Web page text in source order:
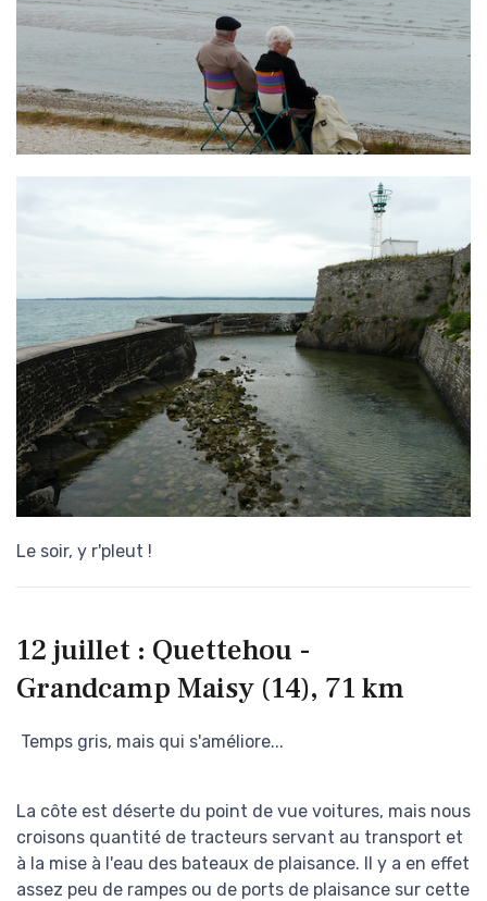
Le soir, y r'pleut !
12 juillet : Quettehou -
Grandcamp Maisy (14), 71 km
Temps gris, mais qui s'améliore...
La côte est déserte du point de vue voitures, mais nous
croisons quantité de tracteurs servant au transport et
à la mise à l'eau des bateaux de plaisance. Il y a en effet
assez peu de rampes ou de ports de plaisance sur cette